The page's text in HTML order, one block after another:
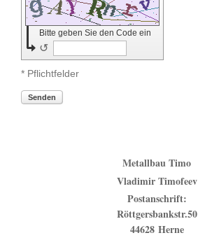
Bitte geben Sie den Code ein
↺
* Pflichtfelder
Senden
Metallbau Timo
Vladimir Timofeev
Postanschrift:
Röttgersbankstr.50
44628 Herne